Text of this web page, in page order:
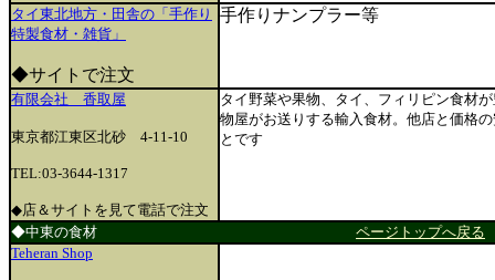
タイ東北地方・田舎の「手作り
特製食材・雑貨」
◆サイトで注文
手作りナンプラー等
有限会社 香取屋
東京都江東区北砂 4-11-10
TEL:03-3644-1317
◆店＆サイトを見て電話で注文
タイ野菜や果物、タイ、フィリピン食材
物屋がお送りする輸入食材。他店と価格
とです
◆中東の食材 ページトップへ戻る
Teheran Shop